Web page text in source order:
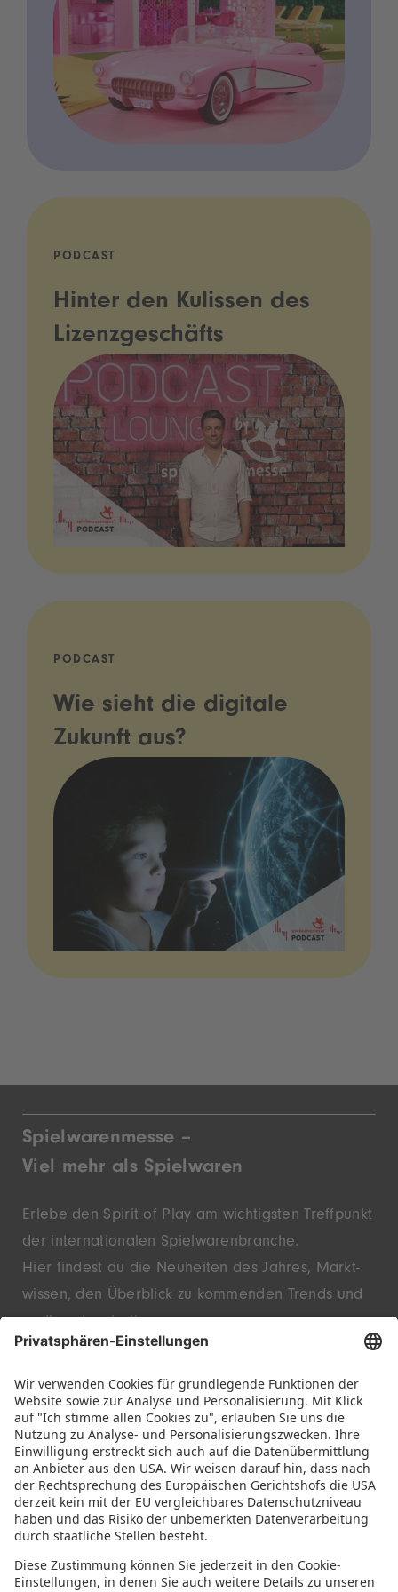
PODCAST
Hinter den Kulissen des
Lizenzgeschäfts
PODCAST
Wie sieht die digitale
Zukunft aus?
Spielwarenmesse –
Viel mehr als Spielwaren
Erlebe den Spirit of Play am wichtigsten Treffpunkt
der inter­nationalen Spielwaren­branche.
Hier findest du die Neu­heiten des Jahres, Markt­
wissen, den Überblick zu kommenden Trends und
Entdecke innovative Startups und bekannte
Marken – live in Nürnberg.
FOLGE UNS!
IMMER INFORMIERT BLEIBEN